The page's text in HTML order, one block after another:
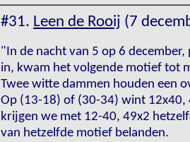
#31. Leen de Rooij (7
"In de nacht van 5 op 6
in, kwam het volgende motief tot
Twee witte dammen houden een
Op (13-18) of (30-34) wint
krijgen we met 12-40, 49x2
van hetzelfde motief belanden.